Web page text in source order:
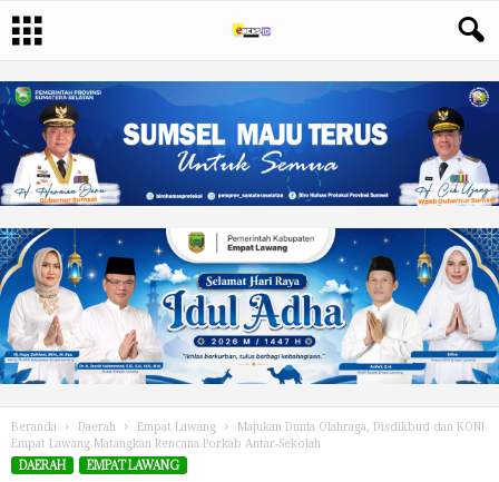
Beranda Daerah Empat Lawang
Majukan Dunia Olahraga, Disdikbud dan KONI
Empat Lawang Matangkan Rencana Porkab Antar-Sekolah
DAERAH EMPAT LAWANG